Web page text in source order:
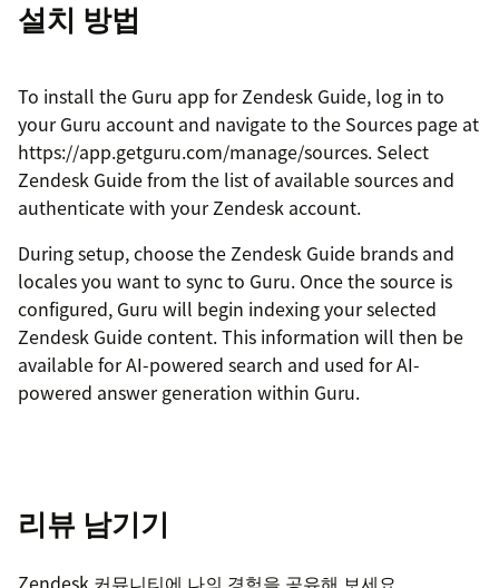
설치 방법
To install the Guru app for Zendesk Guide, log in to
your Guru account and navigate to the Sources page at
https://app.getguru.com/manage/sources. Select
Zendesk Guide from the list of available sources and
authenticate with your Zendesk account.
During setup, choose the Zendesk Guide brands and
locales you want to sync to Guru. Once the source is
configured, Guru will begin indexing your selected
Zendesk Guide content. This information will then be
available for AI-powered search and used for AI-
powered answer generation within Guru.
리뷰 남기기
Zendesk 커뮤니티에 나의 경험을 공유해 보세요